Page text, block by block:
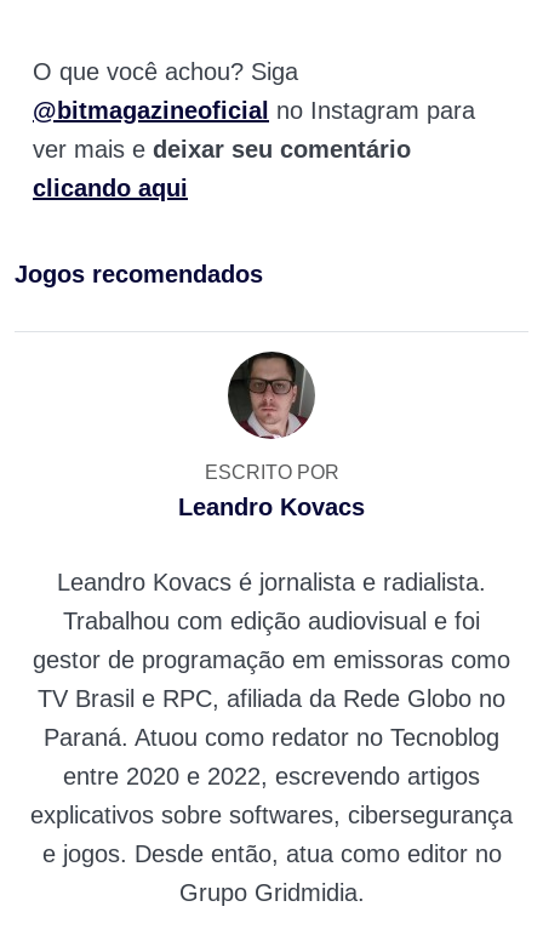
O que você achou? Siga
@bitmagazineoficial no Instagram para
ver mais e deixar seu comentário
clicando aqui
Jogos recomendados
ESCRITO POR
Leandro Kovacs
Leandro Kovacs é jornalista e radialista.
Trabalhou com edição audiovisual e foi
gestor de programação em emissoras como
TV Brasil e RPC, afiliada da Rede Globo no
Paraná. Atuou como redator no Tecnoblog
entre 2020 e 2022, escrevendo artigos
explicativos sobre softwares, cibersegurança
e jogos. Desde então, atua como editor no
Grupo Gridmidia.